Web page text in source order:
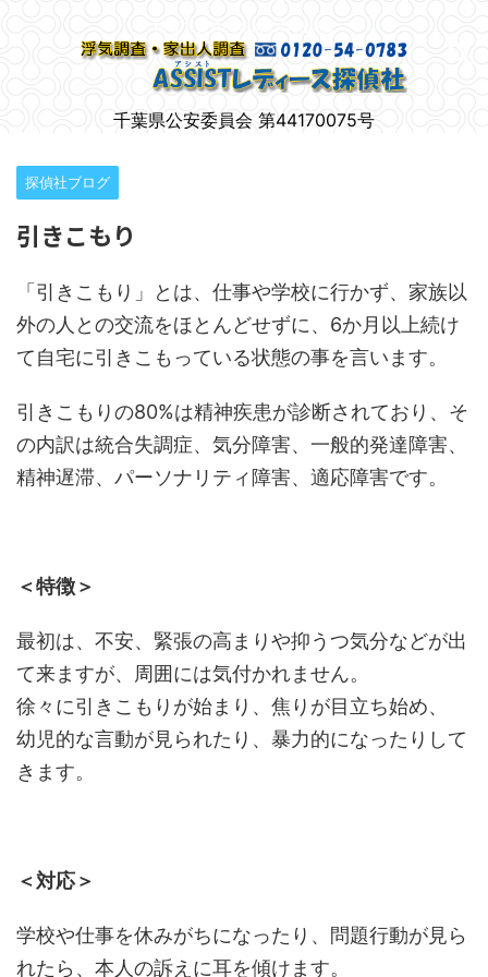
千葉県公安委員会 第44170075号
探偵社ブログ
引きこもり
「引きこもり」とは、仕事や学校に行かず、家族以
外の人との交流をほとんどせずに、6か月以上続け
て自宅に引きこもっている状態の事を言います。
引きこもりの80%は精神疾患が診断されており、そ
の内訳は統合失調症、気分障害、一般的発達障害、
精神遅滞、パーソナリティ障害、適応障害です。
＜特徴＞
最初は、不安、緊張の高まりや抑うつ気分などが出
て来ますが、周囲には気付かれません。
徐々に引きこもりが始まり、焦りが目立ち始め、
幼児的な言動が見られたり、暴力的になったりして
きます。
＜対応＞
学校や仕事を休みがちになったり、問題行動が見ら
れたら、本人の訴えに耳を傾けます。